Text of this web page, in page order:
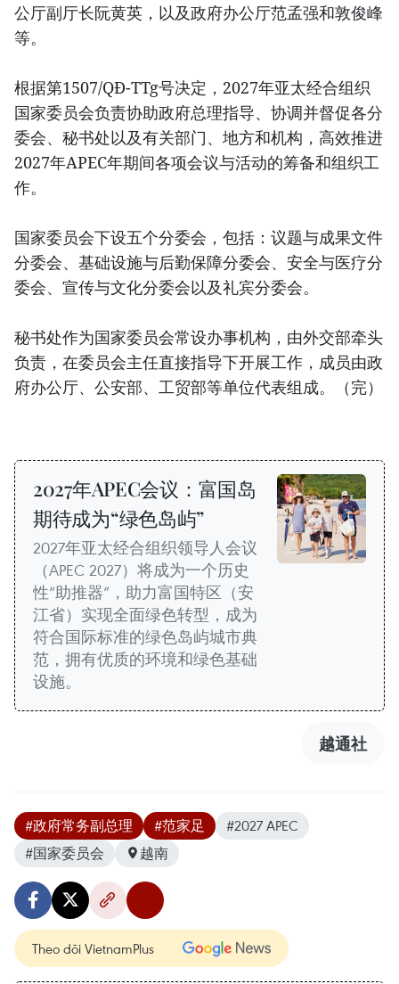
公厅副厅长阮黄英，以及政府办公厅范孟强和敦俊峰
等。
根据第1507/QĐ-TTg号决定，2027年亚太经合组织
国家委员会负责协助政府总理指导、协调并督促各分
委会、秘书处以及有关部门、地方和机构，高效推进
2027年APEC年期间各项会议与活动的筹备和组织工
作。
国家委员会下设五个分委会，包括：议题与成果文件
分委会、基础设施与后勤保障分委会、安全与医疗分
委会、宣传与文化分委会以及礼宾分委会。
秘书处作为国家委员会常设办事机构，由外交部牵头
负责，在委员会主任直接指导下开展工作，成员由政
府办公厅、公安部、工贸部等单位代表组成。（完）
2027年APEC会议：富国岛
期待成为“绿色岛屿”
2027年亚太经合组织领导人会议
（APEC 2027）将成为一个历史
性“助推器”，助力富国特区（安
江省）实现全面绿色转型，成为
符合国际标准的绿色岛屿城市典
范，拥有优质的环境和绿色基础
设施。
越通社
#政府常务副总理 #范家足
#2027 APEC
#国家委员会
越南
Theo dõi VietnamPlus